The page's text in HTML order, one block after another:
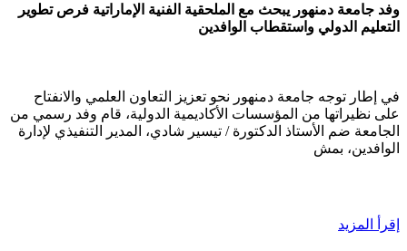
وفد جامعة دمنهور يبحث مع الملحقية الفنية الإماراتية فرص تطوير
التعليم الدولي واستقطاب الوافدين
في إطار توجه جامعة دمنهور نحو تعزيز التعاون العلمي والانفتاح
على نظيراتها من المؤسسات الأكاديمية الدولية، قام وفد رسمي من
الجامعة ضم الأستاذ الدكتورة / تيسير شادي، المدير التنفيذي لإدارة
الوافدين، بمش
إقرأ المزيد